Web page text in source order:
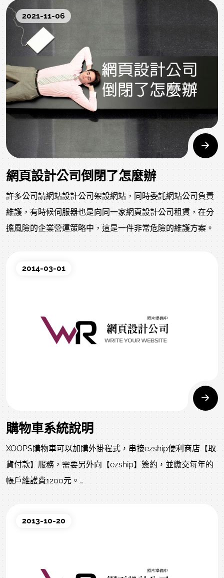
2021-11-06
網頁設計公司倒閉了怎麼辦
許多公司請網站設計公司架設網站，同時委託網站公司負責
維護，有時候伺服器也是向同一家網頁設計公司租賃，在分
擔風險的企業營運策略中，這是一件非常危險的維護方案。
2014-03-01
購物車系統說明
XOOPS購物車可以加購外掛程式，串接ezship便利商店【取
貨付款】服務，需要另外向【ezship】簽約，並繳交每年的
帳戶維護費1200元。
串接ezship店到店服務目前支援OK、萊爾富、全家便利商店
門市寄件。
2013-10-20